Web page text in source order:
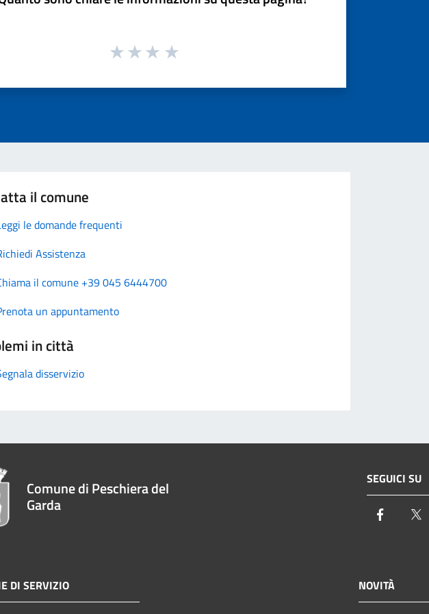
il comune
le domande frequenti
Assistenza
il comune +39 045 6444700
un appuntamento
in città
disservizio
Comune di Peschiera del
Garda
SEGUICI SU
Facebook
DI SERVIZIO NOVITÀ